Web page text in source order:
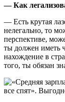
— Как
— Есть крутая
нелегально, то
перспективе,
ты должен иметь
нахождение в
того, ты обязан